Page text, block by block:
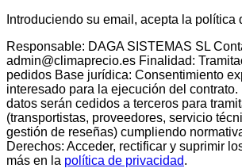
Introduciendo su email, acepta la política
Responsable: DAGA SISTEMAS SL
admin@climaprecio.es Finalidad:
pedidos Base jurídica: Consentimiento
interesado para la ejecución del
datos serán cedidos a terceros para
(transportistas, proveedores, servicio
gestión de reseñas) cumpliendo
Derechos: Acceder, rectificar y suprimir
más en la política de privacidad.